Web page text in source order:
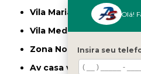
Vila Maria
Vila Medeiros
Zona Norte
av casa verde
Olá!
Insira seu